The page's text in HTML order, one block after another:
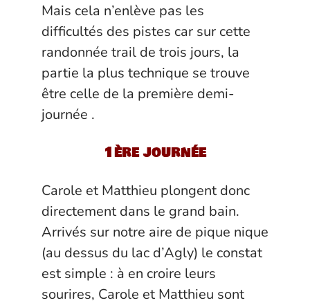
Mais cela n’enlève pas les
difficultés des pistes car sur cette
randonnée trail de trois jours, la
partie la plus technique se trouve
être celle de la première demi-
journée .
1ère journée
Carole et Matthieu plongent donc
directement dans le grand bain.
Arrivés sur notre aire de pique nique
(au dessus du lac d’Agly) le constat
est simple : à en croire leurs
sourires, Carole et Matthieu sont